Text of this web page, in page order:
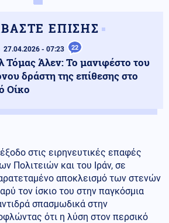
ΕΠΙΣΗΣ
27.04.2026 - 07:23 22
Τόμας Άλεν: Το μανιφέστο του
δράστη της επίθεσης στο
Οίκο
στις ειρηνευτικές επαφές
Πολιτειών και του Ιράν, σε
αποκλεισμό των στενών
τον ίσκιο του στην παγκόσμια
σπασμωδικά στην
ότι η λύση στον περσικό